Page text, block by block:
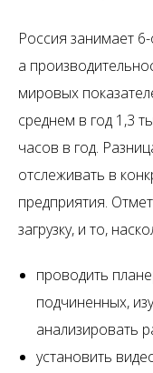
Россия занимает
а
мировых
среднем в год 1,3
часов в год.
отслеживать в
предприятия.
загрузку, и то,
проводить
подчиненных,
анализировать
установить